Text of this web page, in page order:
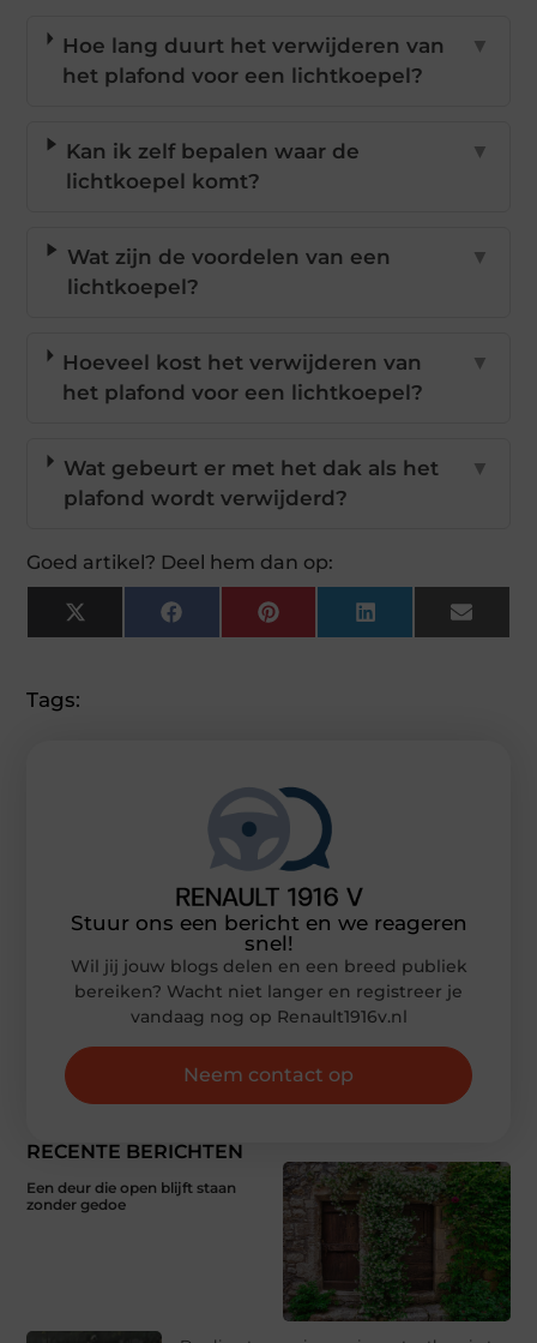
Hoe lang duurt het verwijderen van
het plafond voor een lichtkoepel?
▼
Kan ik zelf bepalen waar de
lichtkoepel komt?
▼
Wat zijn de voordelen van een
lichtkoepel?
▼
Hoeveel kost het verwijderen van
het plafond voor een lichtkoepel?
▼
Wat gebeurt er met het dak als het
plafond wordt verwijderd?
▼
Goed artikel? Deel hem dan op:
X
(Twitter)
FacebookPinterestLinkedInEmail
Tags:
RECENTE BERICHTEN
Een deur die open blijft staan
zonder gedoe
Stuur ons een bericht en we reageren
snel!
Wil jij jouw blogs delen en een breed publiek
bereiken? Wacht niet langer en registreer je
vandaag nog op Renault1916v.nl
Neem contact op